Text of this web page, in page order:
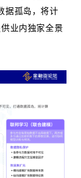
据孤岛，将计
业内独家全景